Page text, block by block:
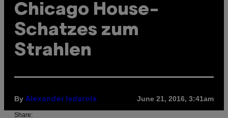
Chicago House-
Schatzes zum
Strahlen
By Alexander Iadarola June 21, 2016, 3:41am
Share: